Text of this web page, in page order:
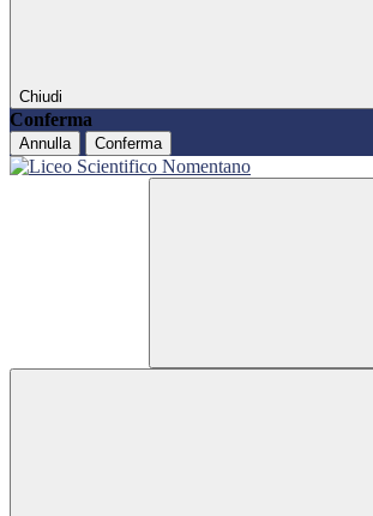
Chiudi
Conferma
Annulla Conferma